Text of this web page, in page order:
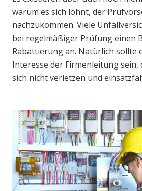
warum es sich lohnt, der
nachzukommen. Viele
bei regelmäßiger Prüfung einen
Rabattierung an. Natürlich sollte
Interesse der Firmenleitung sein,
sich nicht verletzen und